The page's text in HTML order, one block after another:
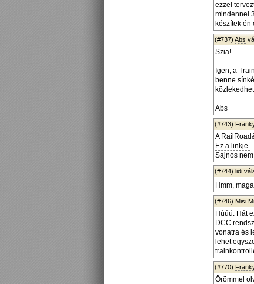
ezzel
mindennel
készítek én
(#737) Abs
Szia!
Igen, a
benne
Abs
(#743)
A
Ez a linkje.
Sajnos
(#744) lidi
Hmm,
(#746) Misi
Húúú. Hát
DCC
vonatra és
lehet
(#770)
Örömmel